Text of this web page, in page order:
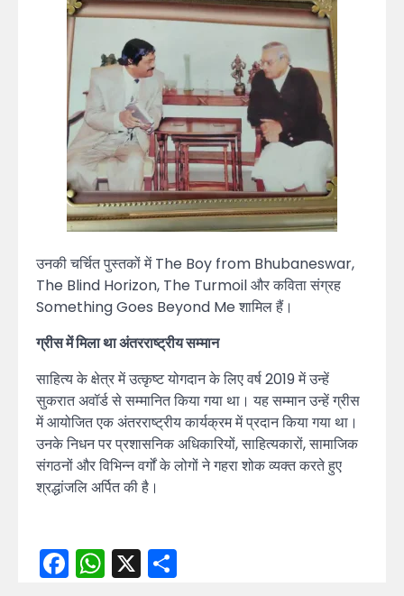
उनकी चर्चित पुस्तकों में The Boy from Bhubaneswar,
The Blind Horizon, The Turmoil और कविता संग्रह
Something Goes Beyond Me शामिल हैं।
ग्रीस में मिला था अंतरराष्ट्रीय सम्मान
साहित्य के क्षेत्र में उत्कृष्ट योगदान के लिए वर्ष 2019 में उन्हें
सुकरात अवॉर्ड से सम्मानित किया गया था। यह सम्मान उन्हें ग्रीस
में आयोजित एक अंतरराष्ट्रीय कार्यक्रम में प्रदान किया गया था।
उनके निधन पर प्रशासनिक अधिकारियों, साहित्यकारों, सामाजिक
संगठनों और विभिन्न वर्गों के लोगों ने गहरा शोक व्यक्त करते हुए
श्रद्धांजलि अर्पित की है।
Facebook
WhatsApp
X